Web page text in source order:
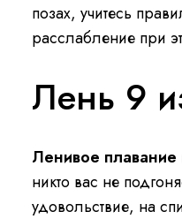
позах, учитесь
расслабление при
Лень 9
Ленивое плавание
никто вас не
удовольствие, на